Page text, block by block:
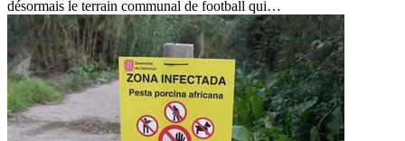
désormais le terrain communal de football qui…